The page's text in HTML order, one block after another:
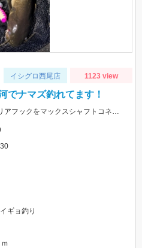
イシグロ西尾店 1123 view
でナマズ釣れてます！
スミス、キャタピーソフトでHIT！ リアフックをマックスシャフトコネクトショート＋フェザーフックにして、フッキング率をUPさせて使用しました！
ギョ釣り